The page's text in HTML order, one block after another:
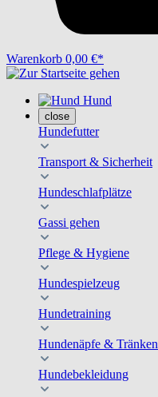
Warenkorb 0,00 €*
Hund
close
Hundefutter
Transport & Sicherheit
Hundeschlafplätze
Gassi gehen
Pflege & Hygiene
Hundespielzeug
Hundetraining
Hundenäpfe & Tränken
Hundebekleidung